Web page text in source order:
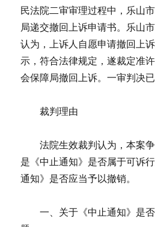
民法院二审审理过程中，乐山
局递交撤回上诉申请书。乐山
认为，上诉人自愿申请撤回上
示，符合法律规定，遂裁定准
会保障局撤回上诉。一审判决已
裁判理由
法院生效裁判认为，本案争
是《中止通知》是否属于可诉
通知》是否应当予以撤销。
一、关于《中止通知》是否